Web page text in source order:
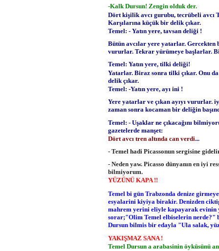
-Kalk Dursun! Zengin olduk der.
Dört kişilik avcı gurubu, tecrübeli
Karşılarına küçük bir delik çıkar.
Temel: - Yatın yere, tavsan deliği !
Bütün avcılar yere yatarlar. Gercekten
vururlar. Tekrar yürümeye başlarlar.
Temel: Yatın yere, tilki deliği!
Yatarlar. Biraz sonra tilki çıkar. Onu
delik çıkar.
Temel: -Yatın yere, ayı ini !
Yere yatarlar ve çıkan ayıyı vururlar.
zaman sonra kocaman bir deliğin
Temel: - Uşaklar ne çıkacağını
gazetelerde manşet:
Dört avcı tren altında can verdi...
- Temel hadi Picassonun sergisine
- Neden yaw. Picasso dünyanın en iyi
bilmiyorum.
YÜZÜNÜ KAPA !!
Temel bi gün Trabzonda denize
esyalarini kiyiya birakir. Denizden
mahrem yerini eliyle kapayarak evinin
sorar;"Olim Temel elbiselerin nerde?"
Dursun bilmis bir edayla "Ula salak,
YAKIŞMAZ SANA !
Temel Dursun a arabasinin öyküsünü